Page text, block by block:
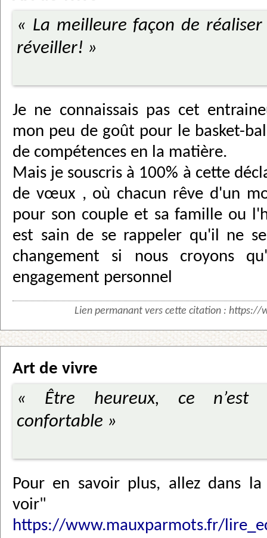
« La meilleure façon de réaliser
réveiller! »
Je ne connaissais pas cet
mon peu de goût pour le basket-
de compétences en la matière.
Mais je souscris à 100% à cette
de vœux , où chacun rêve d'un
pour son couple et sa famille ou
est sain de se rappeler qu'il ne
changement si nous croyons
engagement personnel
Lien permanant vers cette citation : https://
Art de vivre
« Être heureux, ce n’est
confortable »
Pour en savoir plus, allez dans
voir"
https://www.mauxparmots.fr/